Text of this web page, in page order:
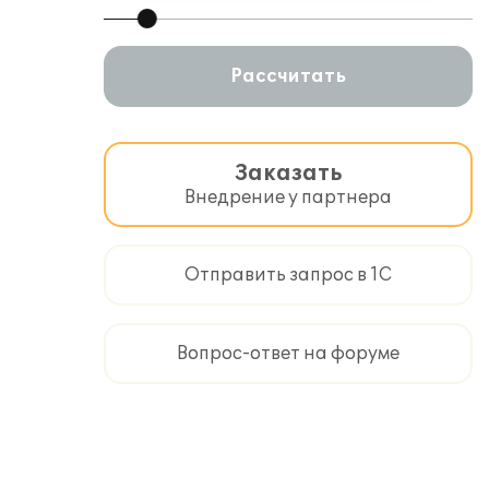
Рассчитать
Заказать
Внедрение у партнера
Отправить запрос в 1С
Вопрос-ответ на форуме